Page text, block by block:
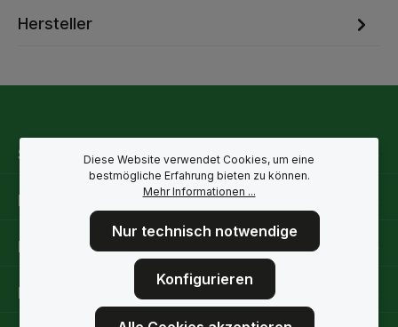
Hersteller
Service-Hotline
Rechtliche Hinweise
Informationen
Folge uns
Diese Website verwendet Cookies, um eine
bestmögliche Erfahrung bieten zu können.
Mehr Informationen ...
Nur technisch notwendige
Konfigurieren